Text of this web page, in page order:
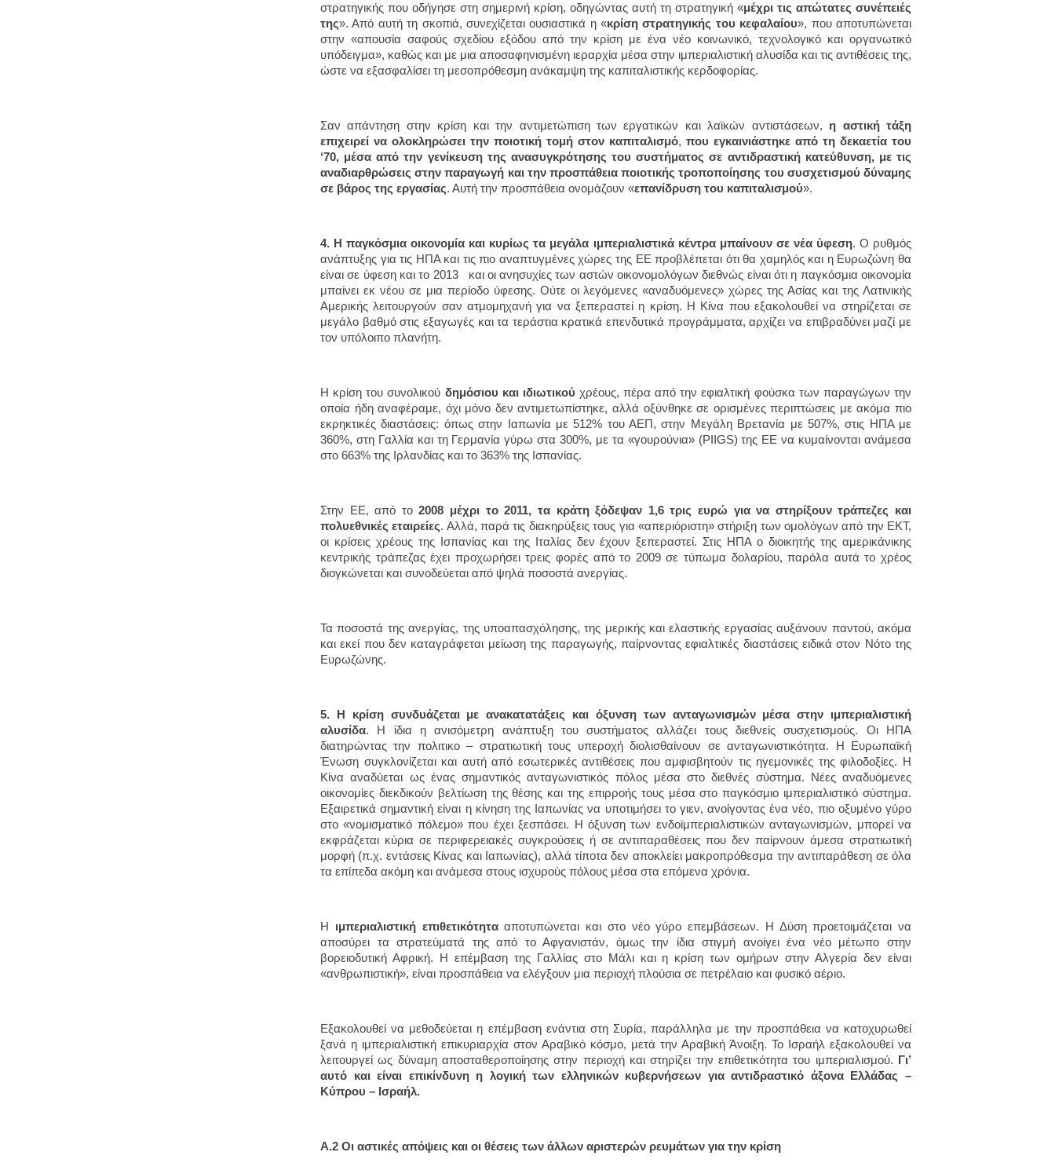
στρατηγικής που οδήγησε στη σημερινή κρίση, οδηγώντας αυτή τη στρατηγική «μέχρι τις απώτατες συνέπειές
της». Από αυτή τη σκοπιά, συνεχίζεται ουσιαστικά η «κρίση στρατηγικής του κεφαλαίου», που αποτυπώνεται
στην «απουσία σαφούς σχεδίου εξόδου από την κρίση με ένα νέο κοινωνικό, τεχνολογικό και οργανωτικό
υπόδειγμα», καθώς και με μια αποσαφηνισμένη ιεραρχία μέσα στην ιμπεριαλιστική αλυσίδα και τις αντιθέσεις της,
ώστε να εξασφαλίσει τη μεσοπρόθεσμη ανάκαμψη της καπιταλιστικής κερδοφορίας.
Σαν απάντηση στην κρίση και την αντιμετώπιση των εργατικών και λαϊκών αντιστάσεων, η αστική τάξη
επιχειρεί να ολοκληρώσει την ποιοτική τομή στον καπιταλισμό, που εγκαινιάστηκε από τη δεκαετία του
‘70, μέσα από την γενίκευση της ανασυγκρότησης του συστήματος σε αντιδραστική κατεύθυνση, με τις
αναδιαρθρώσεις στην παραγωγή και την προσπάθεια ποιοτικής τροποποίησης του συσχετισμού δύναμης
σε βάρος της εργασίας. Αυτή την προσπάθεια ονομάζουν «επανίδρυση του καπιταλισμού».
4. Η παγκόσμια οικονομία και κυρίως τα μεγάλα ιμπεριαλιστικά κέντρα μπαίνουν σε νέα ύφεση. Ο ρυθμός
ανάπτυξης για τις ΗΠΑ και τις πιο αναπτυγμένες χώρες της ΕΕ προβλέπεται ότι θα χαμηλός και η Ευρωζώνη θα
είναι σε ύφεση και το 2013 και οι ανησυχίες των αστών οικονομολόγων διεθνώς είναι ότι η παγκόσμια οικονομία
μπαίνει εκ νέου σε μια περίοδο ύφεσης. Ούτε οι λεγόμενες «αναδυόμενες» χώρες της Ασίας και της Λατινικής
Αμερικής λειτουργούν σαν ατμομηχανή για να ξεπεραστεί η κρίση. Η Κίνα που εξακολουθεί να στηρίζεται σε
μεγάλο βαθμό στις εξαγωγές και τα τεράστια κρατικά επενδυτικά προγράμματα, αρχίζει να επιβραδύνει μαζί με
τον υπόλοιπο πλανήτη.
Η κρίση του συνολικού δημόσιου και ιδιωτικού χρέους, πέρα από την εφιαλτική φούσκα των παραγώγων την
οποία ήδη αναφέραμε, όχι μόνο δεν αντιμετωπίστηκε, αλλά οξύνθηκε σε ορισμένες περιπτώσεις με ακόμα πιο
εκρηκτικές διαστάσεις: όπως στην Ιαπωνία με 512% του ΑΕΠ, στην Μεγάλη Βρετανία με 507%, στις ΗΠΑ με
360%, στη Γαλλία και τη Γερμανία γύρω στα 300%, με τα «γουρούνια» (PIIGS) της ΕΕ να κυμαίνονται ανάμεσα
στο 663% της Ιρλανδίας και το 363% της Ισπανίας.
Στην ΕΕ, από το2008 μέχρι το 2011, τα κράτη ξόδεψαν 1,6 τρις ευρώ για να στηρίξουν τράπεζες και
πολυεθνικές εταιρείες. Αλλά, παρά τις διακηρύξεις τους για «απεριόριστη» στήριξη των ομολόγων από την ΕΚΤ,
οι κρίσεις χρέους της Ισπανίας και της Ιταλίας δεν έχουν ξεπεραστεί. Στις ΗΠΑ ο διοικητής της αμερικάνικης
κεντρικής τράπεζας έχει προχωρήσει τρεις φορές από το 2009 σε τύπωμα δολαρίου, παρόλα αυτά το χρέος
διογκώνεται και συνοδεύεται από ψηλά ποσοστά ανεργίας.
Τα ποσοστά της ανεργίας, της υποαπασχόλησης, της μερικής και ελαστικής εργασίας αυξάνουν παντού, ακόμα
και εκεί που δεν καταγράφεται μείωση της παραγωγής, παίρνοντας εφιαλτικές διαστάσεις ειδικά στον Νότο της
Ευρωζώνης.
5. Η κρίση συνδυάζεται με ανακατατάξεις και όξυνση των ανταγωνισμών μέσα στην ιμπεριαλιστική
αλυσίδα. Η ίδια η ανισόμετρη ανάπτυξη του συστήματος αλλάζει τους διεθνείς συσχετισμούς. Οι ΗΠΑ
διατηρώντας την πολιτικο – στρατιωτική τους υπεροχή διολισθαίνουν σε ανταγωνιστικότητα. Η Ευρωπαϊκή
Ένωση συγκλονίζεται και αυτή από εσωτερικές αντιθέσεις που αμφισβητούν τις ηγεμονικές της φιλοδοξίες. Η
Κίνα αναδύεται ως ένας σημαντικός ανταγωνιστικός πόλος μέσα στο διεθνές σύστημα. Νέες αναδυόμενες
οικονομίες διεκδικούν βελτίωση της θέσης και της επιρροής τους μέσα στο παγκόσμιο ιμπεριαλιστικό σύστημα.
Εξαιρετικά σημαντική είναι η κίνηση της Ιαπωνίας να υποτιμήσει το γιεν, ανοίγοντας ένα νέο, πιο οξυμένο γύρο
στο «νομισματικό πόλεμο» που έχει ξεσπάσει. Η όξυνση των ενδοϊμπεριαλιστικών ανταγωνισμών, μπορεί να
εκφράζεται κύρια σε περιφερειακές συγκρούσεις ή σε αντιπαραθέσεις που δεν παίρνουν άμεσα στρατιωτική
μορφή (π.χ. εντάσεις Κίνας και Ιαπωνίας), αλλά τίποτα δεν αποκλείει μακροπρόθεσμα την αντιπαράθεση σε όλα
τα επίπεδα ακόμη και ανάμεσα στους ισχυρούς πόλους μέσα στα επόμενα χρόνια.
Η ιμπεριαλιστική επιθετικότητααποτυπώνεται και στο νέο γύρο επεμβάσεων. Η Δύση προετοιμάζεται να
αποσύρει τα στρατεύματά της από το Αφγανιστάν, όμως την ίδια στιγμή ανοίγει ένα νέο μέτωπο στην
βορειοδυτική Αφρική. Η επέμβαση της Γαλλίας στο Μάλι και η κρίση των ομήρων στην Αλγερία δεν είναι
«ανθρωπιστική», είναι προσπάθεια να ελέγξουν μια περιοχή πλούσια σε πετρέλαιο και φυσικό αέριο.
Εξακολουθεί να μεθοδεύεται η επέμβαση ενάντια στη Συρία, παράλληλα με την προσπάθεια να κατοχυρωθεί
ξανά η ιμπεριαλιστική επικυριαρχία στον Αραβικό κόσμο, μετά την Αραβική Άνοιξη. Το Ισραήλ εξακολουθεί να
λειτουργεί ως δύναμη αποσταθεροποίησης στην περιοχή και στηρίζει την επιθετικότητα του ιμπεριαλισμού. Γι’
αυτό και είναι επικίνδυνη η λογική των ελληνικών κυβερνήσεων για αντιδραστικό άξονα Ελλάδας –
Κύπρου – Ισραήλ.
Α.2 Οι αστικές απόψεις και οι θέσεις των άλλων αριστερών ρευμάτων για την κρίση